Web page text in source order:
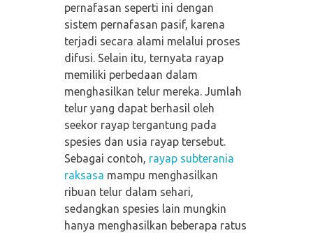
pernafasan seperti ini dengan
sistem pernafasan pasif, karena
terjadi secara alami melalui proses
difusi. Selain itu, ternyata rayap
memiliki perbedaan dalam
menghasilkan telur mereka. Jumlah
telur yang dapat berhasil oleh
seekor rayap tergantung pada
spesies dan usia rayap tersebut.
Sebagai contoh, rayap subterania
raksasa mampu menghasilkan
ribuan telur dalam sehari,
sedangkan spesies lain mungkin
hanya menghasilkan beberapa ratus